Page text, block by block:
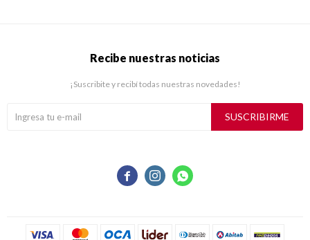
  
Recibe nuestras noticias
¡Suscribite y recibí todas nuestras novedades!
SUSCRIBIRME